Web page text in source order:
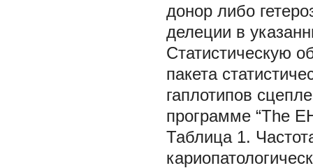
донор либо
делеции в
Статистическую
пакета
гаплотипов
программе “The
Таблица 1.